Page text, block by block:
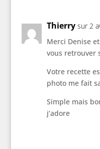
Thierry sur 2
Merci Denise
vous retrouver
Votre recette
photo me fait
Simple mais
j’adore